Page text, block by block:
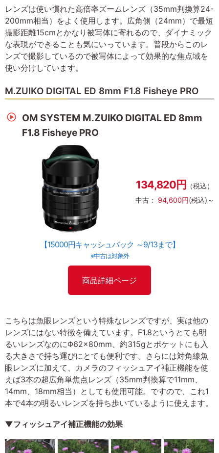
レンズは使い慣れた高倍率ズームレンズ（35mm判換算24-
200mm相当）をよく使用します。広角側（24mm）で最短
撮影距離15cmとかなり被写体に寄れるので、ダイナミック
な表現ができることも気にいっています。普段からこのレ
ンズで撮影しているので被写体によって効果的な焦点域を
使い分けしています。
M.ZUIKO DIGITAL ED 8mm F1.8 Fisheye PRO
OM SYSTEM M.ZUIKO DIGITAL ED 8mm
F1.8 Fisheye PRO
134,820円 （税込）
中古： 94,600円(税込)～
【15000円キャッシュバック ～9/13まで】
※中古は対象外
商品詳細ページ
こちらは魚眼レンズという特殊なレンズですが、実は他の
レンズにはない特徴を備えています。F1.8というとても明
るいレンズなのにΦ62×80mm、約315gとポケットにも入
る大きさで持ち運びにとても便利です。さらには対角線魚
眼レンズに加えて、カメラのフィッシュアイ補正機能を使
えば3本の超広角単焦点レンズ（35mm判換算で11mm、
14mm、18mm相当）としても使用可能。ですので、これ1
本で4本の明るいレンズを持ち歩いているように使えます。
▼フィッシュアイ補正機能の効果